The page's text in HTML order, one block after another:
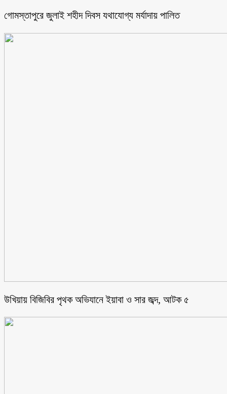
গোমস্তাপুরে জুলাই শহীদ দিবস যথাযোগ্য মর্যাদায় পালিত
উখিয়ায় বিজিবির পৃথক অভিযানে ইয়াবা ও সার জব্দ, আটক ৫